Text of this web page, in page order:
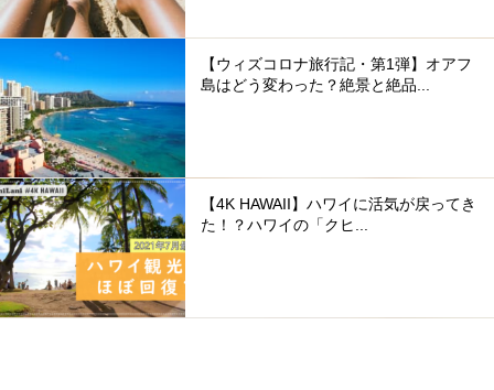
【ウィズコロナ旅行記・第1弾】オアフ
島はどう変わった？絶景と絶品...
【4K HAWAII】ハワイに活気が戻ってき
た！？ハワイの「クヒ...